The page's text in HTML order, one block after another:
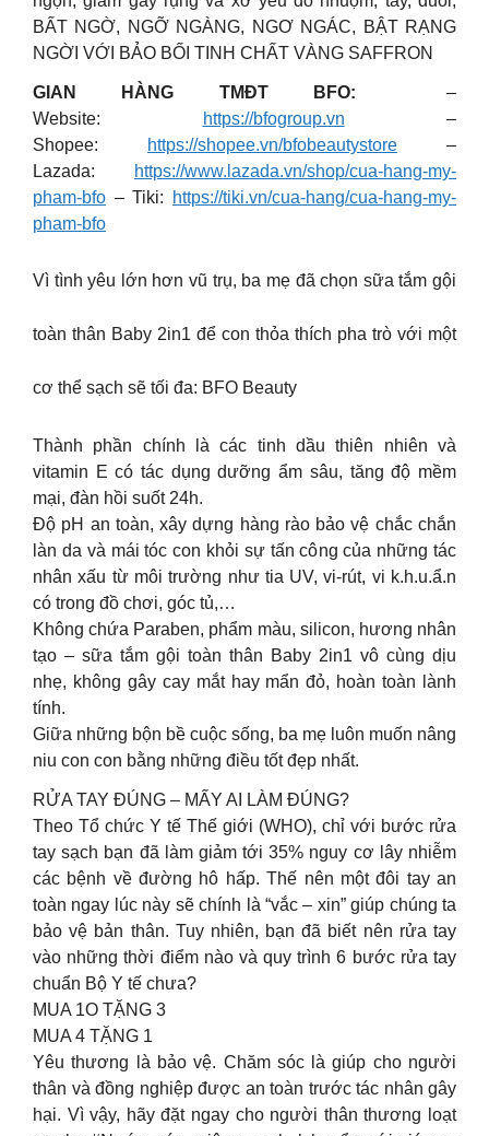
BẤT NGỜ, NGỠ NGÀNG, NGƠ NGÁC, BẬT RẠNG
NGỜI VỚI BẢO BỐI TINH CHẤT VÀNG SAFFRON
GIAN HÀNG TMĐT BFO:
–
Website:
https://bfogroup.vn –
Shopee:
https://shopee.vn/bfobeautystore –
Lazada:
https://www.lazada.vn/shop/cua-hang-my-
pham-bfo – Tiki:
https://tiki.vn/cua-hang/cua-hang-my-
pham-bfo
Vì tình yêu lớn hơn vũ trụ, ba mẹ đã chọn sữa tắm gội
toàn thân Baby 2in1 để con thỏa thích pha trò với một
cơ thể sạch sẽ tối đa: BFO Beauty
Thành phần chính là các tinh dầu thiên nhiên và
vitamin E có tác dụng dưỡng ẩm sâu, tăng độ mềm
mại, đàn hồi suốt 24h.
Độ pH an toàn, xây dựng hàng rào bảo vệ chắc chắn
làn da và mái tóc con khỏi sự tấn công của những tác
nhân xấu từ môi trường như tia UV, vi-rút, vi k.h.u.ẩ.n
có trong đồ chơi, góc tủ,…
Không chứa Paraben, phẩm màu, silicon, hương nhân
tạo – sữa tắm gội toàn thân Baby 2in1 vô cùng dịu
nhẹ, không gây cay mắt hay mẩn đỏ, hoàn toàn lành
tính.
Giữa những bộn bề cuộc sống, ba mẹ luôn muốn nâng
niu con con bằng những điều tốt đẹp nhất.
RỬA TAY ĐÚNG – MẤY AI LÀM ĐÚNG?
Theo Tổ chức Y tế Thế giới (WHO), chỉ với bước rửa
tay sạch bạn đã làm giảm tới 35% nguy cơ lây nhiễm
các bệnh về đường hô hấp. Thế nên một đôi tay an
toàn ngay lúc này sẽ chính là “vắc – xin” giúp chúng ta
bảo vệ bản thân. Tuy nhiên, bạn đã biết nên rửa tay
vào những thời điểm nào và quy trình 6 bước rửa tay
chuẩn Bộ Y tế chưa?
MUA 1O TẶNG 3
MUA 4 TẶNG 1
Yêu thương là bảo vệ. Chăm sóc là giúp cho người
thân và đồng nghiệp được an toàn trước tác nhân gây
hại. Vì vậy, hãy đặt ngay cho người thân thương loạt